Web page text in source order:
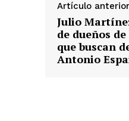
Artículo anterior
Julio
de dueños
que buscan
Antonio